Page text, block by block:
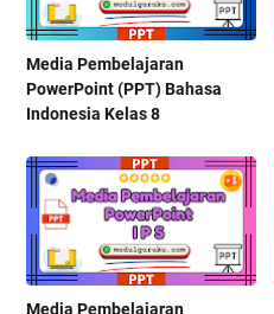
Media Pembelajaran
PowerPoint (PPT) Bahasa
Indonesia Kelas 8
Media Pembelajaran